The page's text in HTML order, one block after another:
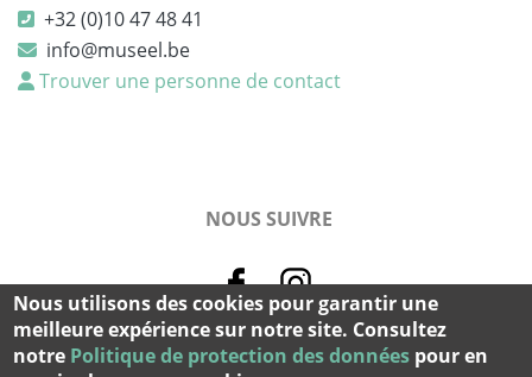
+32 (0)10 47 48 41
info@museel.be
Trouver une personne de contact
NOUS SUIVRE
© 2026 Musée L Tous droits réservés -cookies et vie privée
Nous utilisons des cookies pour garantir une
meilleure expérience sur notre site. Consultez
notre Politique de protection des données pour en